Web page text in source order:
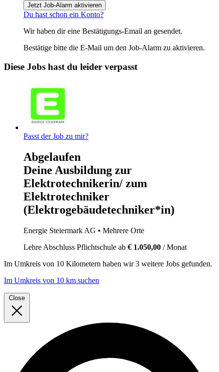
Jetzt Job-Alarm aktivieren
Du hast schon ein Konto?
Wir haben dir eine Bestätigungs-Email an gesendet.
Bestätige bitte die E-Mail um den Job-Alarm zu aktivieren.
Diese Jobs hast du leider verpasst
Passt der Job zu mir?
Abgelaufen
Deine Ausbildung zur
Elektrotechnikerin/ zum
Elektrotechniker
(Elektrogebäudetechniker*in)
Energie Steiermark AG • Mehrere Orte
Lehre Abschluss Pflichtschule ab € 1.050,00 / Monat
Im Umkreis von 10 Kilometern haben wir3 weitere Jobs gefunden.
Im Umkreis von 10 km suchen
Close